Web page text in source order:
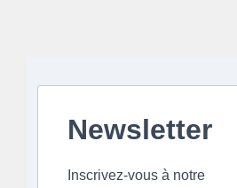
Newsletter
Inscrivez-vous à notre